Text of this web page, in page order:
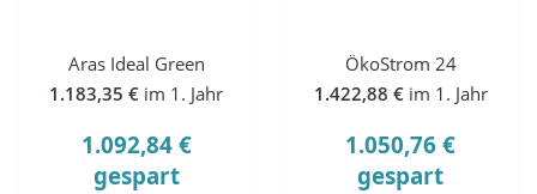
Aras Ideal Green
1.183,35 € im 1. Jahr
1.092,84 €
gespart
ÖkoStrom 24
1.422,88 € im 1. Jahr
1.050,76 €
gespart